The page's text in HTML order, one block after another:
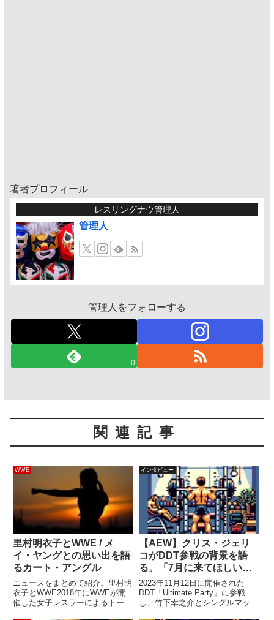
著者プロフィール
レスリングナウ管理人
管理人
管理人をフォローする
0
関連記事
WWE
里村明衣子とWWE / メ
イ・ヤングとの思い出を語
るカート・アングル
ニュースをまとめて紹介。里村明
衣子とWWE2018年にWWEが開
催した女子レスラーによるトーナ
インタビュー
【AEW】クリス・ジェリ
コがDDT参戦の背景を語
る。「7月に来てほしいと
言われたが、俺と家族
は…」
2023年11月12日に開催された
DDT「Ultimate Party」に参戦
し、竹下幸之介とシングルマッチ